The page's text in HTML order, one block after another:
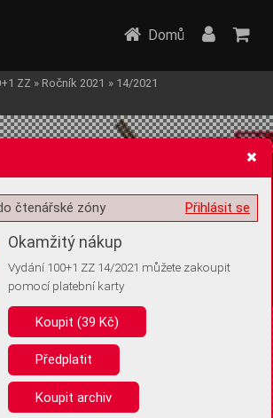
s ukládáním volitelných informací
webu nepotřebujeme ukládat žádné informace
bychom vás ale požádali o souhlas s
že se jedná o stejné zařízení, a
Domů
ZZ » Ročník 2021 » 14/2021
Přihlásit se
čtenářské zóny
Okamžitý nákup
Vydání 100+1 ZZ 14/2021 můžete zakoupit
pomocí platební karty
Koupit (39 Kč)
Předplatit
Koupit archiv